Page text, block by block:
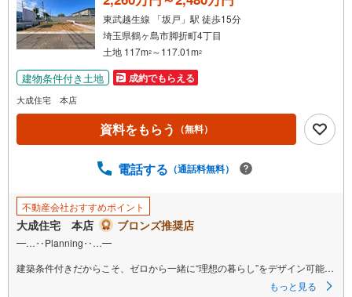
・
条
件
マ
イ
ペ
ジ
存
す
る
東武越生線 「坂戸」駅 徒歩15分
埼玉県鶴ヶ島市脚折町4丁目
土地 117m2 ～117.01m2
建物条件付き土地 成約でもらえる
大成住宅 本店
資料をもらう （無料）
電話する （通話料無料）
不動産会社おすすめポイント
大成住宅 本店 ブロンズ推奨店
━…‥Planning‥…━
建築条件付きだからこそ、ゼロから一緒に“理想の暮らし”をデザイン可能！
お客様の生活スタイルや将来設計に合わせて一からプランニングできるた
もっと見る